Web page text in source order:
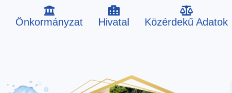
Önkormányzat Hivatal Közérdekű Adatok